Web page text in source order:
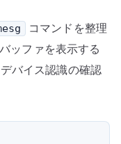
コマンドを整理
ッファを表示する
バイス認識の確認